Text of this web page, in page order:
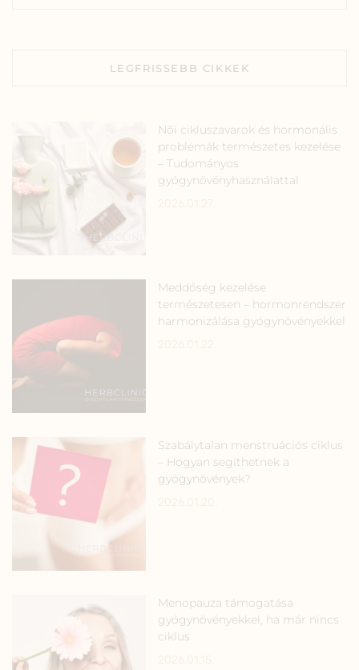
LEGFRISSEBB CIKKEK
Női cikluszavarok és hormonális
problémák természetes kezelése
– Tudományos
gyógynövényhasználattal
Meddőség kezelése
természetesen – hormonrendszer
harmonizálása gyógynövényekkel
Szabálytalan menstruációs ciklus
– Hogyan segíthetnek a
gyógynövények?
Menopauza támogatása
gyógynövényekkel, ha már nincs
ciklus